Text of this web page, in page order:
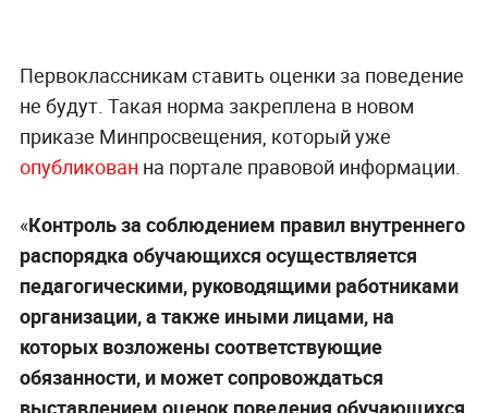
Первоклассникам ставить оценки за поведение
не будут. Такая норма закреплена в новом
приказе Минпросвещения, который уже
опубликован на портале правовой информации.
«Контроль за соблюдением правил внутреннего
распорядка обучающихся осуществляется
педагогическими, руководящими работниками
организации, а также иными лицами, на
которых возложены соответствующие
обязанности, и может сопровождаться
выставлением оценок поведения обучающихся